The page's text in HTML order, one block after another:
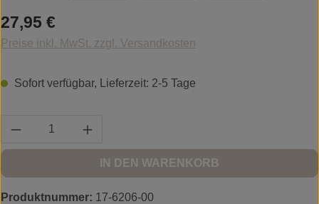
Regulärer Preis:
27,95 €
Preise inkl. MwSt. zzgl. Versandkosten
Sofort verfügbar, Lieferzeit: 2-5 Tage
Produkt Anzahl: Gib den gewünschten Wert
IN DEN WARENKORB
Produktnummer: 17-6206-00